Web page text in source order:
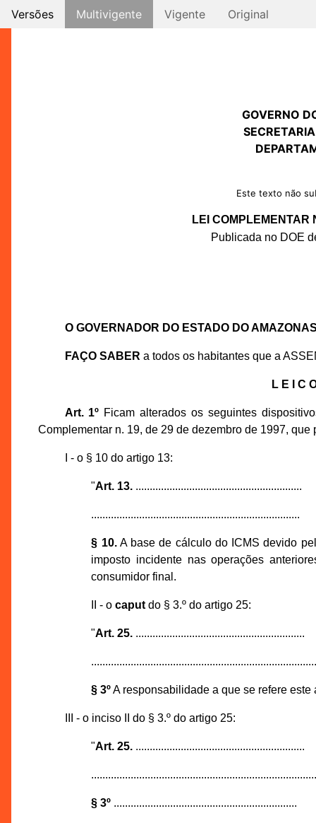
Versões Multivigente Vigente Original
GOVERNO
Este texto não
LEI COMPLEMENTAR
Publicada no DOE
O GOVERNADOR DO ESTADO DO
FAÇO SABER a todos os habitantes que a
L E I C
Art. 1º Ficam alterados os seguintes
Complementar n. 19, de 29 de dezembro de 1997,
I - o § 10 do artigo 13:
"Art. 13. ...........................................................
..........................................................................
§ 10.A base de cálculo do ICMS devido
imposto incidente nas operações
consumidor final.
II - ocaput do § 3.º do artigo 25:
"Art. 25. ............................................................
§ 3ºA responsabilidade a que se refere este
III - o inciso II do § 3.º do artigo 25:
"Art. 25. ............................................................
§ 3º .................................................................